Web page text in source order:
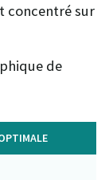
concentré sur
de